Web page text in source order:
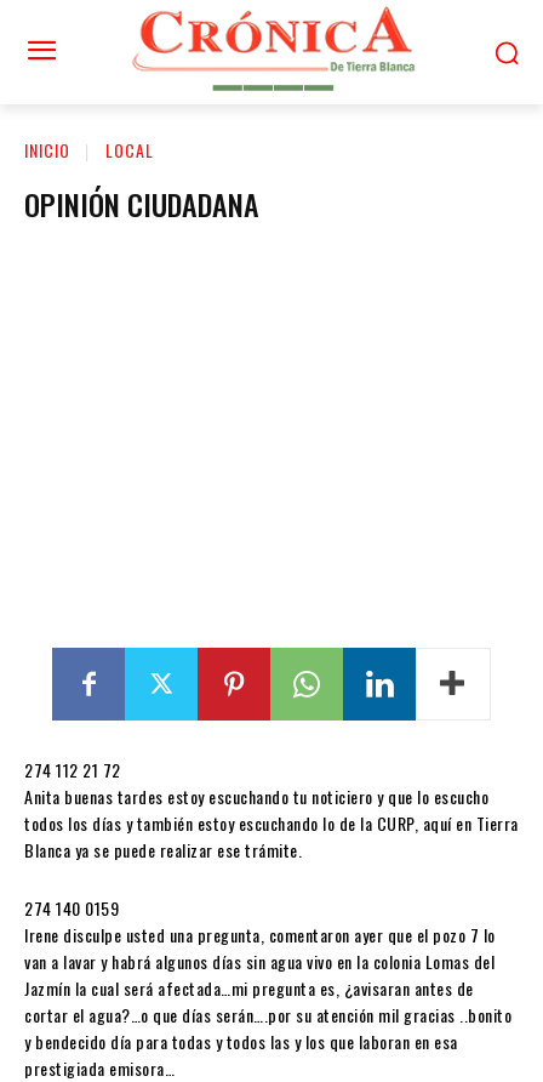
INICIO LOCAL
OPINIÓN CIUDADANA
274 112 21 72
Anita buenas tardes estoy escuchando tu noticiero y que lo escucho
todos los días y también estoy escuchando lo de la CURP, aquí en Tierra
Blanca ya se puede realizar ese trámite.
274 140 0159
Irene disculpe usted una pregunta, comentaron ayer que el pozo 7 lo
van a lavar y habrá algunos días sin agua vivo en la colonia Lomas del
Jazmín la cual será afectada…mi pregunta es, ¿avisaran antes de
cortar el agua?…o que días serán….por su atención mil gracias ..bonito
y bendecido día para todas y todos las y los que laboran en esa
prestigiada emisora…